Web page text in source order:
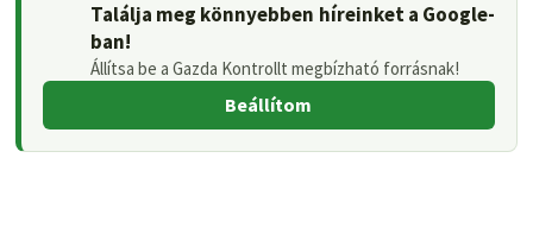
Találja meg könnyebben híreinket a Google-
ban!
Állítsa be a Gazda Kontrollt megbízható forrásnak!
Beállítom